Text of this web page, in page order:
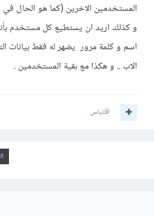
المستخدمين الاخرين (كما هو الحال في
و كذلك اريد ان يستطيع كل مستخدم
اسم و كلمة مرور يضهر له فقط بيانات
الاب .. و هكذا مع بقية المستخدمين .
اقتباس